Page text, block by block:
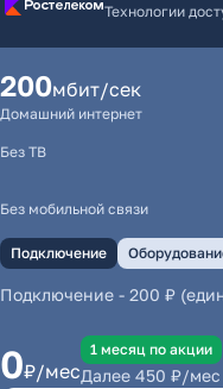
Технологии
200мбит/сек
Домашний интернет
Без ТВ
Без мобильной связи
Подключение
Подключение- 200 ₽
0₽/мес
1 месяц по акции
Далее 450 ₽/мес